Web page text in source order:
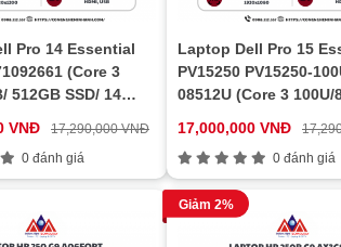
Pro 14 Essential
(Core 3
512GB SSD/ 14
VNĐ
17,290,000 VNĐ
0 đánh giá
Laptop Dell Pro 15
PV15250 PV15250-
08512U (Core 3 100U/
PCIe/ 15.6 inch FHD/
17,000,000 VNĐ
0 đánh giá
Giảm 2%